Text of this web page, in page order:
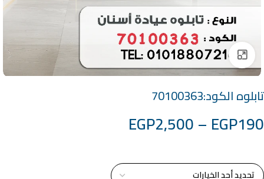
Click to enlarge
تابلوه الكود:70100363
EGP190
–
EGP2,500